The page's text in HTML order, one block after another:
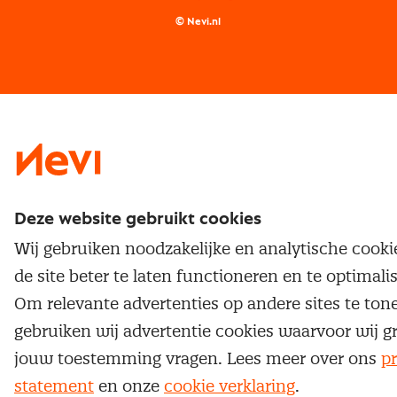
Nevi 2
© Nevi.nl
Deze website gebruikt cookies
Wij gebruiken noodzakelijke en analytische
de site beter te laten functioneren en te
Om relevante advertenties op andere sites te
gebruiken wij advertentie cookies waarvoor wij
jouw toestemming vragen. Lees meer over ons
statement en onze cookie verklaring.